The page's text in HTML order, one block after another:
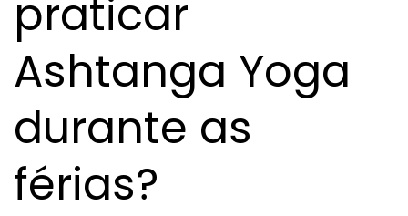
praticar
Ashtanga Yoga
durante as
férias?